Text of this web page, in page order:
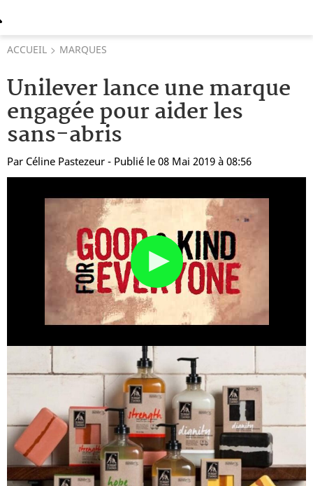
ACCUEIL MARQUES
Unilever lance une marque
engagée pour aider les
sans-abris
Par Céline Pastezeur - Publié le 08 Mai 2019 à 08:56